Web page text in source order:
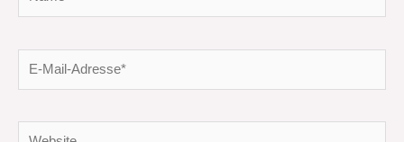
Mail-